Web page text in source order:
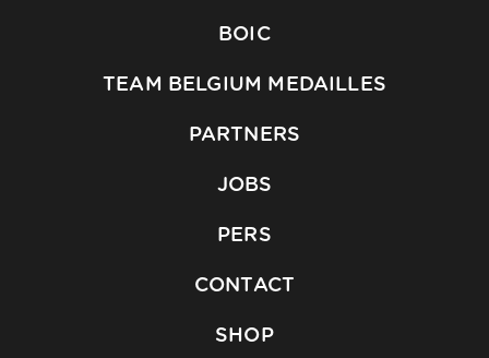
BOIC
TEAM BELGIUM MEDAILLES
PARTNERS
JOBS
PERS
CONTACT
SHOP